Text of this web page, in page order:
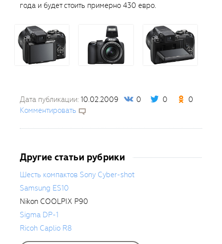
года и будет стоить примерно 430 евро.
Дата публикации: 10.02.2009 0 0
0
Комментировать
Другие статьи рубрики
Шесть компактов Sony Cyber-shot
Samsung ES10
Nikon COOLPIX P90
Sigma DP-1
Ricoh Caplio R8